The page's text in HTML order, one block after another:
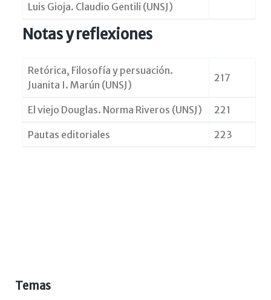
Luis Gioja. Claudio Gentili (UNSJ)
Notas y reflexiones
Retórica, Filosofía y persuación.
Juanita I. Marún (UNSJ)
217
El viejo Douglas. Norma Riveros (UNSJ) 221
Pautas editoriales 223
Temas